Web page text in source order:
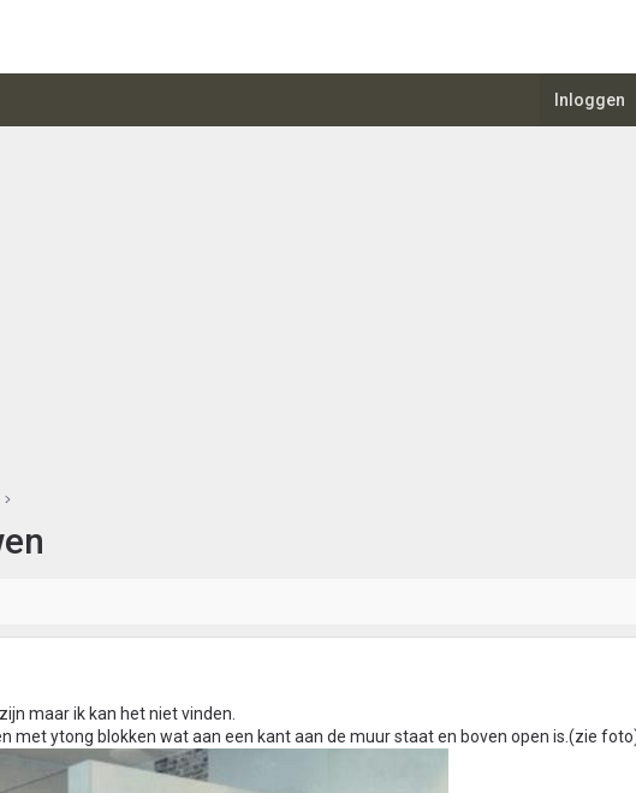
Inloggen
maar ik kan het niet vinden.
met ytong blokken wat aan een kant aan de muur staat en boven open is.(zie